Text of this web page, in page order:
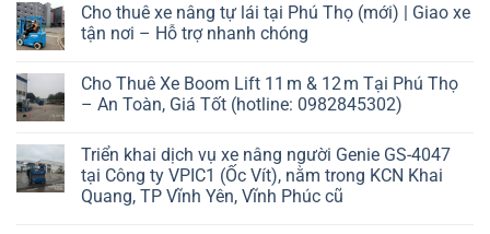
Cho thuê xe nâng tự lái tại Phú Thọ (mới) | Giao xe
tận nơi – Hỗ trợ nhanh chóng
Cho Thuê Xe Boom Lift 11 m & 12 m Tại Phú Thọ
– An Toàn, Giá Tốt (hotline: 0982845302)
Triển khai dịch vụ xe nâng người Genie GS-4047
tại Công ty VPIC1 (Ốc Vít), nằm trong KCN Khai
Quang, TP Vĩnh Yên, Vĩnh Phúc cũ